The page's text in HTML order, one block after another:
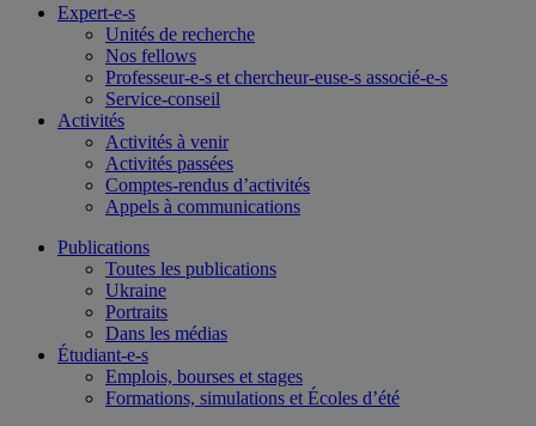
Expert-e-s
Unités de recherche
Nos fellows
Professeur-e-s et chercheur-euse-s associé-e-s
Service-conseil
Activités
Activités à venir
Activités passées
Comptes-rendus d’activités
Appels à communications
Publications
Toutes les publications
Ukraine
Portraits
Dans les médias
Étudiant-e-s
Emplois, bourses et stages
Formations, simulations et Écoles d’été